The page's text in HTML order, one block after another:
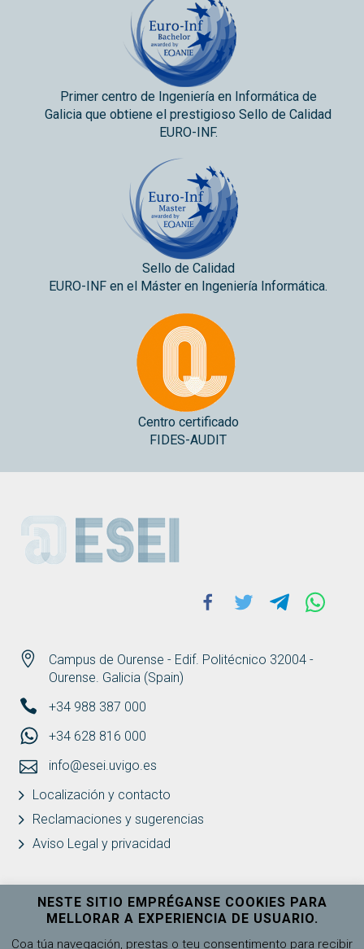
Primer centro de Ingeniería en Informática de
Galicia que obtiene el prestigioso Sello de Calidad
EURO-INF.
Sello de Calidad
EURO-INF en el Máster en Ingeniería Informática.
Centro certificado
FIDES-AUDIT
ESEI
Campus de Ourense - Edif. Politécnico 32004 -
Ourense. Galicia (Spain)
+34 988 387 000
+34 628 816 000
info@esei.uvigo.es
Localización y contacto
Reclamaciones y sugerencias
Aviso Legal y privacidad
Facebook
Twitter Telegram
NESTE SITIO EMPRÉGANSE COOKIES PARA
MELLORAR A EXPERIENCIA DE USUARIO.
Coa túa navegación, prestas o teu consentimento para recibir